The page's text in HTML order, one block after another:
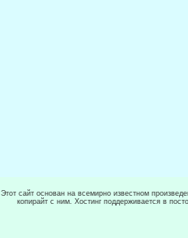
Этот сайт основан на всемирно известном
копирайт с ним. Хостинг поддерживается в